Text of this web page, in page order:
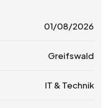
01/08/2026
Greifswald
IT & Technik